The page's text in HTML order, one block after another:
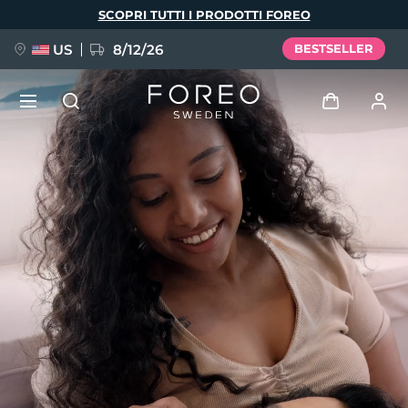
SCOPRI TUTTI I PRODOTTI FOREO
US 8/12/26 BESTSELLER
Profilo utente
I miei dispositivi
I miei ordini
I miei indirizzi
I miei abbonamenti
NUOVO
FAQ™ Pure Beauty-Tech Elixir
BREAKING NEWS
issa™ Teeth Whitening Set
Lingua
English Deutsch
Español
Français
Italiano
Português
Polski
Svenska
Русский
Türkçe
简体中文 繁體中文